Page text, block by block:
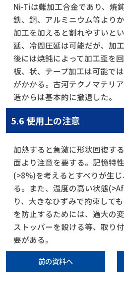
Ni-Tiは難加工合金であり、焼
鉄、銅、アルミニウム等より
加工を加えると割れやすいと
延、冷間圧延は可能だが、加
後には焼鈍によって加工歪を
板、状、テープ加工は可能で
がかかる。古河テクノマテリ
造からは基本的に撤退した。
5.6 使用上の注意
加熱すると急激に形状回復す
面より注意を要する。記憶特
(>8%)を考えるとすべりが生
る。また、温度の高い状態
り、大きなひずみで拘束して
を防止するためには、過大の
ストッパーを設ける等、取り
要がある。
前の資料へ